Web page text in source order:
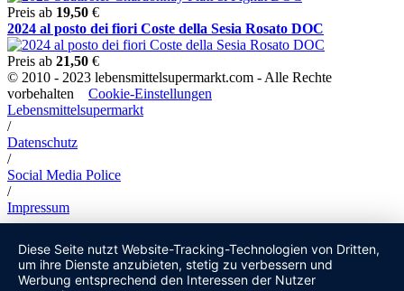
Preis ab 19,50 €
2024 al posto dei fiori Coste della Sesia Rosato DOC
Preis ab 21,50 €
© 2010 - 2023 lebensmittelsupermarkt.com - Alle Rechte
vorbehalten Cookie-Einstellungen
Lebensmittelsupermarkt
/
Datenschutz
/
Social Media Police
/
Impressum
Diese Seite nutzt Website-Tracking-Technologien von Dritten,
um ihre Dienste anzubieten, stetig zu verbessern und
Werbung entsprechend den Interessen der Nutzer